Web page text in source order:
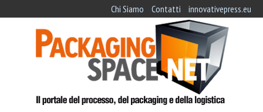
Chi Siamo Contatti innovativepress.eu